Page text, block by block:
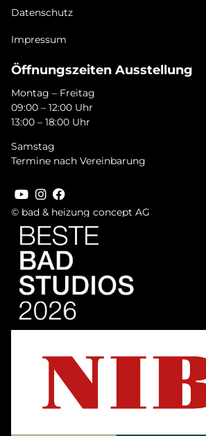
© bad & heizung concept AG
Datenschutz
Impressum
Öffnungszeiten Ausstellung
Montag – Freitag
09:00 – 12:00 Uhr
13:00 – 18:00 Uhr
Samstag
Termine nach Vereinbarung